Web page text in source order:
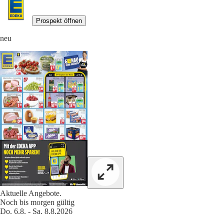
Prospekt öffnen
neu
Aktuelle Angebote.
Noch bis morgen gültig
Do. 6.8. - Sa. 8.8.2026